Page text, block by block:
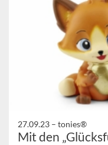
27.09.23 – tonies®
Mit den